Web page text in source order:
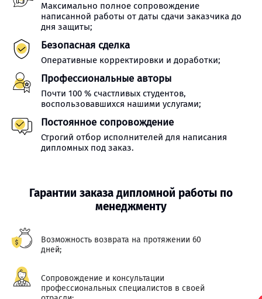
Максимально полное сопровождение
написанной работы от даты сдачи заказчика до
дня защиты;
Безопасная сделка
Оперативные корректировки и доработки;
Профессиональные авторы
Почти 100 % счастливых студентов,
воспользовавшихся нашими услугами;
Постоянное сопровождение
Строгий отбор исполнителей для написания
дипломных под заказ.
Гарантии заказа дипломной работы по
менеджменту
Возможность возврата на протяжении 60
дней;
Сопровождение и консультации
профессиональных специалистов в своей